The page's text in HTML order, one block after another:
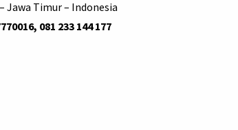
Jawa Timur – Indonesia
081 233 144 177